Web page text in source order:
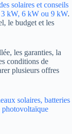
solaires et conseils
kW, 6 kW ou 9 kW.
le budget et les
les garanties, la
conditions de
plusieurs offres
solaires, batteries
photovoltaïque